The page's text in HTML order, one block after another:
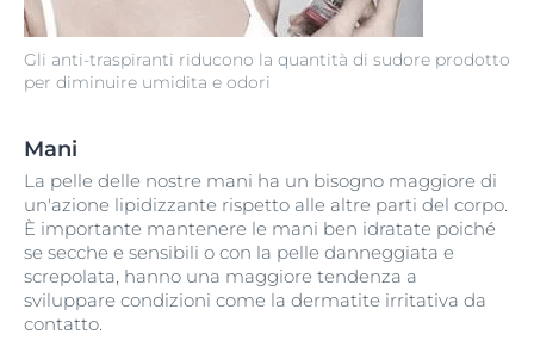
Gli anti-traspiranti riducono la quantità di sudore prodotto
per diminuire umidita e odori
Mani
La pelle delle nostre mani ha un bisogno maggiore di
un'azione lipidizzante rispetto alle altre parti del corpo.
È importante mantenere le mani ben idratate poiché
se secche e sensibili o con la pelle danneggiata e
screpolata, hanno una maggiore tendenza a
sviluppare condizioni come la dermatite irritativa da
contatto.